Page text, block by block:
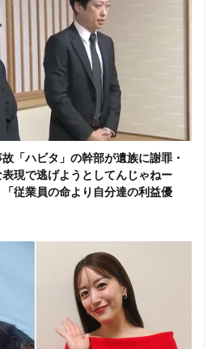
「ハビタ」の幹部が遺族に謝罪・
現で逃げようとしてんじゃねー
従業員の命より自分達の利益優